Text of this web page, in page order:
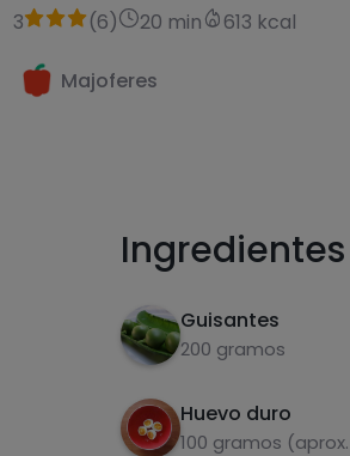
3 (6) 20 min 613 kcal
Majoferes
Ingredientes
Guisantes
200 gramos
Huevo duro
100 gramos